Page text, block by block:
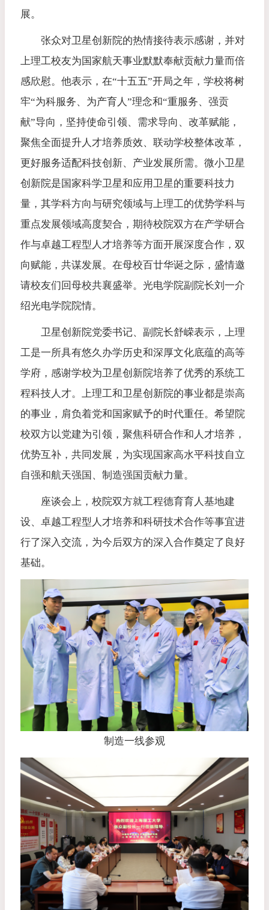
展。
张众对卫星创新院的热情接待表示感谢，并对
上理工校友为国家航天事业默默奉献贡献力量而倍
感欣慰。他表示，在“十五五”开局之年，学校将树
牢“为科服务、为产育人”理念和“重服务、强贡
献”导向，坚持使命引领、需求导向、改革赋能，
聚焦全面提升人才培养质效、联动学校整体改革，
更好服务适配科技创新、产业发展所需。微小卫星
创新院是国家科学卫星和应用卫星的重要科技力
量，其学科方向与研究领域与上理工的优势学科与
重点发展领域高度契合，期待校院双方在产学研合
作与卓越工程型人才培养等方面开展深度合作，双
向赋能，共谋发展。在母校百廿华诞之际，盛情邀
请校友们回母校共襄盛举。光电学院副院长刘一介
绍光电学院院情。
卫星创新院党委书记、副院长舒嵘表示，上理
工是一所具有悠久办学历史和深厚文化底蕴的高等
学府，感谢学校为卫星创新院培养了优秀的系统工
程科技人才。上理工和卫星创新院的事业都是崇高
的事业，肩负着党和国家赋予的时代重任。希望院
校双方以党建为引领，聚焦科研合作和人才培养，
优势互补，共同发展，为实现国家高水平科技自立
自强和航天强国、制造强国贡献力量。
座谈会上，校院双方就工程德育育人基地建
设、卓越工程型人才培养和科研技术合作等事宜进
行了深入交流，为今后双方的深入合作奠定了良好
基础。
制造一线参观